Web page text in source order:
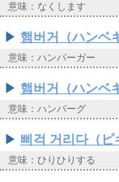
意味：なくします
햄버거（ハンベ
意味：ハンバーガー
햄버거（ハンベ
意味：ハンバーグ
삐걱 거리다（ピ
意味：ひりひりする